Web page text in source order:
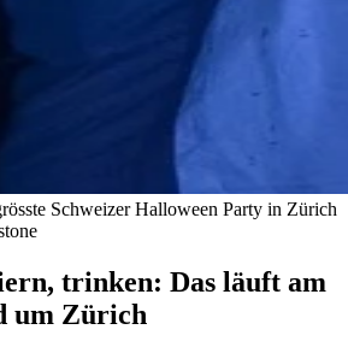
Schweizer Halloween Party in Zürich
trinken: Das läuft am
um Zürich